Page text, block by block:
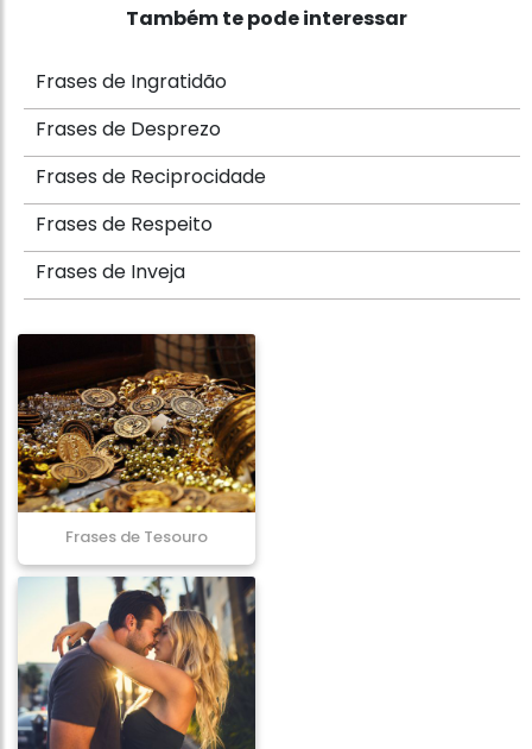
Também te pode interessar
Frases de Ingratidão
Frases de Desprezo
Frases de Reciprocidade
Frases de Respeito
Frases de Inveja
Frases de Tesouro